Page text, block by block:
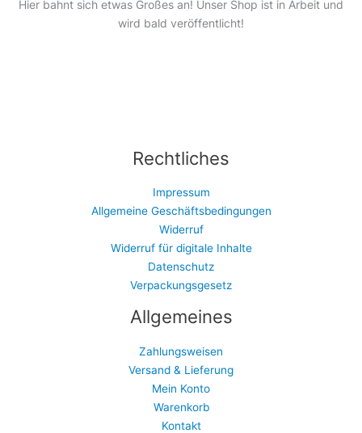
Hier bahnt sich etwas Großes an! Unser Shop ist in Arbeit und
wird bald veröffentlicht!
Rechtliches
Impressum
Allgemeine Geschäftsbedingungen
Widerruf
Widerruf für digitale Inhalte
Datenschutz
Verpackungsgesetz
Allgemeines
Zahlungsweisen
Versand & Lieferung
Mein Konto
Warenkorb
Kontakt